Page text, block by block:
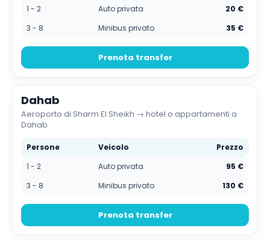
1 - 2
Auto privata
20 €
3 - 8
Minibus privato 35 €
Prenota transfer
Dahab
Aeroporto di Sharm El Sheikh → hotel o appartamenti a
Dahab
Persone Veicolo
Prezzo
1 - 2
Auto privata
95 €
3 - 8
Minibus privato 130 €
Prenota transfer